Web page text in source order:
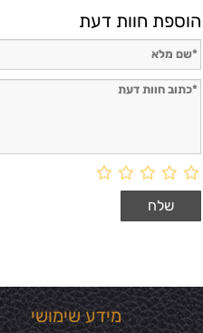
הוספת חוות דעת
מידע שימושי